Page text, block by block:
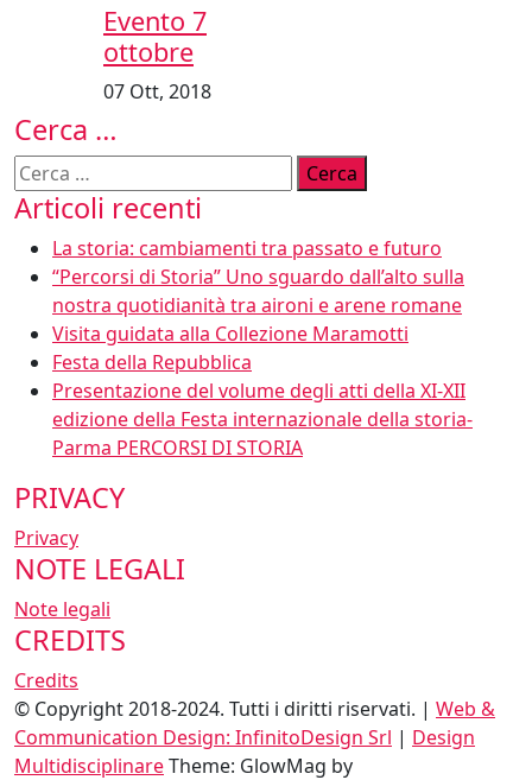
Evento 7
ottobre
07 Ott, 2018
Cerca …
Ricerca
per:
Articoli recenti
La storia: cambiamenti tra passato e futuro
“Percorsi di Storia” Uno sguardo dall’alto sulla
nostra quotidianità tra aironi e arene romane
Visita guidata alla Collezione Maramotti
Festa della Repubblica
Presentazione del volume degli atti della XI-XII
edizione della Festa internazionale della storia-
Parma PERCORSI DI STORIA
PRIVACY
Privacy
NOTE LEGALI
Note legali
CREDITS
Credits
© Copyright 2018-2024. Tutti i diritti riservati. | Web &
Communication Design: InfinitoDesign Srl | Design
MultidisciplinareTheme: GlowMag by